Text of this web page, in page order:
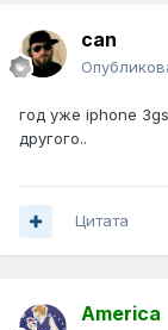
can
год уже iphone
другого..
Цитата
America